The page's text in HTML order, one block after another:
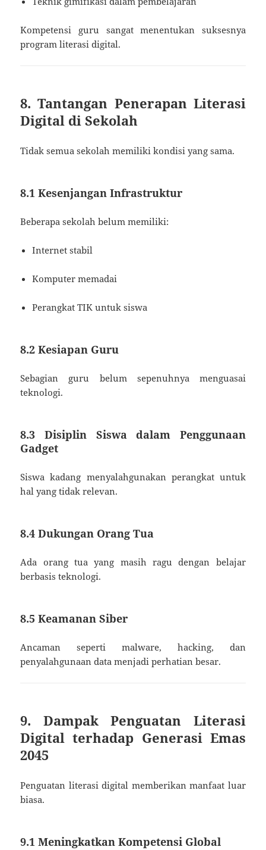
Kompetensi guru sangat menentukan suksesnya
program literasi digital.
8. Tantangan Penerapan Literasi
Digital di Sekolah
Tidak semua sekolah memiliki kondisi yang sama.
8.1 Kesenjangan Infrastruktur
Beberapa sekolah belum memiliki:
Internet stabil
Komputer memadai
Perangkat TIK untuk siswa
8.2 Kesiapan Guru
Sebagian guru belum sepenuhnya menguasai
teknologi.
8.3 Disiplin Siswa dalam Penggunaan
Gadget
Siswa kadang menyalahgunakan perangkat untuk
hal yang tidak relevan.
8.4 Dukungan Orang Tua
Ada orang tua yang masih ragu dengan belajar
berbasis teknologi.
8.5 Keamanan Siber
Ancaman seperti malware, hacking, dan
penyalahgunaan data menjadi perhatian besar.
9. Dampak Penguatan Literasi
Digital terhadap Generasi Emas
2045
Penguatan literasi digital memberikan manfaat luar
biasa.
9.1 Meningkatkan Kompetensi Global